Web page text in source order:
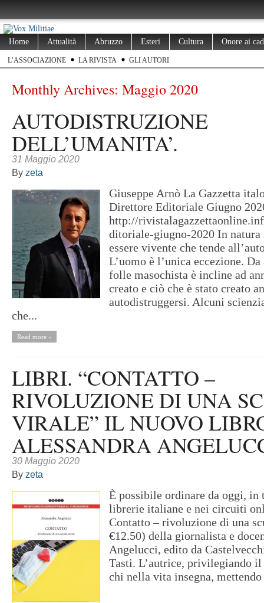
Home Attualità Abruzzo Esteri Cultura Onore ai
L’ASSOCIAZIONE LA RIVISTA GLI AUTORI
Monthly Archives: Maggio 2020
AUTODISTRUZIONE
DELL’UMANITA’.
31 Maggio 2020
By zeta
Giuseppe Arnò La Gazzetta
Direttore Editoriale Giugno
http://
ditoriale-giugno-2020 In natura
essere vivente che tende
L’uomo è l’unica eccezione.
folle masochista è incline ad
creato e ciò che è stato creato
autodistruggersi. Alcuni
che...
Read more »
LIBRI. “CONTATTO –
RIVOLUZIONE DI UNA
VIRALE” IL NUOVO
ALESSANDRA
30 Maggio 2020
By zeta
È possibile ordinare da oggi,
librerie italiane e nei circuiti
Contatto – rivoluzione di una
€12.50) della giornalista e
Angelucci, edito da
Tasti. L’autrice, privilegiando
chi nella vita insegna,